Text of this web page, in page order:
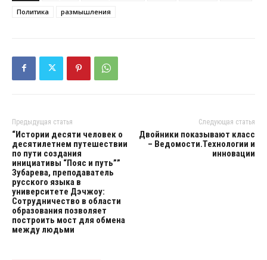
Политика
размышления
Предыдущая статья
“Истории десяти человек о
десятилетнем путешествии
по пути создания
инициативы “Пояс и путь””
Зубарева, преподаватель
русского языка в
университете Дэчжоу:
Сотрудничество в области
образования позволяет
построить мост для обмена
между людьми
Следующая статья
Двойники показывают класс
– Ведомости.Технологии и
инновации